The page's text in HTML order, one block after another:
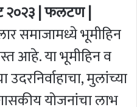
२०२३ | फलटण |
समाजामध्ये भूमीहिन
आहे. या भूमीहिन व
मुलांच्या
योजनांचा लाभ